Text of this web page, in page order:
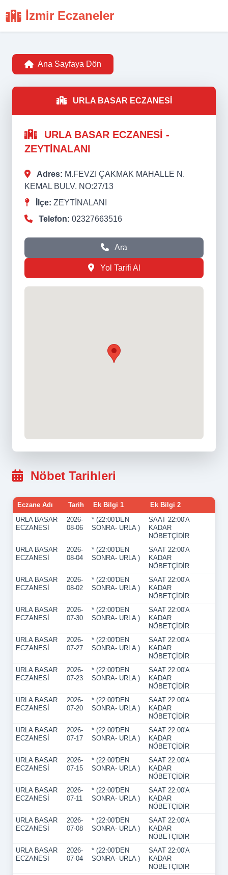
İzmir Eczaneler
Ana Sayfaya Dön
URLA BASAR ECZANESİ
URLA BASAR ECZANESİ -
ZEYTİNALANI
Adres: M.FEVZI ÇAKMAK MAHALLE N.
KEMAL BULV. NO:27/13
İlçe: ZEYTİNALANI
Telefon: 02327663516
Ara
Yol Tarifi Al
Nöbet Tarihleri
Eczane Adı Tarih Ek Bilgi 1
Ek Bilgi 2
URLA BASAR
ECZANESİ
2026-
08-06
* (22:00'DEN
SONRA- URLA )
SAAT 22:00'A
KADAR
NÖBETÇİDİR
URLA BASAR
ECZANESİ
2026-
08-04
* (22:00'DEN
SONRA- URLA )
SAAT 22:00'A
KADAR
NÖBETÇİDİR
URLA BASAR
ECZANESİ
2026-
08-02
* (22:00'DEN
SONRA- URLA )
SAAT 22:00'A
KADAR
NÖBETÇİDİR
URLA BASAR
ECZANESİ
2026-
07-30
* (22:00'DEN
SONRA- URLA )
SAAT 22:00'A
KADAR
NÖBETÇİDİR
URLA BASAR
ECZANESİ
2026-
07-27
* (22:00'DEN
SONRA- URLA )
SAAT 22:00'A
KADAR
NÖBETÇİDİR
URLA BASAR
ECZANESİ
2026-
07-23
* (22:00'DEN
SONRA- URLA )
SAAT 22:00'A
KADAR
NÖBETÇİDİR
URLA BASAR
ECZANESİ
2026-
07-20
* (22:00'DEN
SONRA- URLA )
SAAT 22:00'A
KADAR
NÖBETÇİDİR
URLA BASAR
ECZANESİ
2026-
07-17
* (22:00'DEN
SONRA- URLA )
SAAT 22:00'A
KADAR
NÖBETÇİDİR
URLA BASAR
ECZANESİ
2026-
07-15
* (22:00'DEN
SONRA- URLA )
SAAT 22:00'A
KADAR
NÖBETÇİDİR
URLA BASAR
ECZANESİ
2026-
07-11
* (22:00'DEN
SONRA- URLA )
SAAT 22:00'A
KADAR
NÖBETÇİDİR
URLA BASAR
ECZANESİ
2026-
07-08
* (22:00'DEN
SONRA- URLA )
SAAT 22:00'A
KADAR
NÖBETÇİDİR
URLA BASAR
ECZANESİ
2026-
07-04
* (22:00'DEN
SONRA- URLA )
SAAT 22:00'A
KADAR
NÖBETÇİDİR